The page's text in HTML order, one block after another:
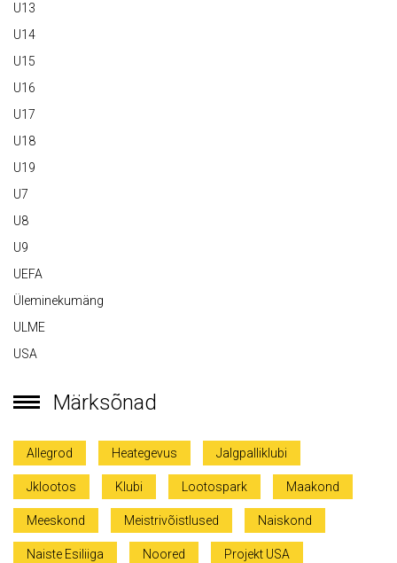
U13
U14
U15
U16
U17
U18
U19
U7
U8
U9
UEFA
Üleminekumäng
ULME
USA
Märksõnad
Allegrod Heategevus Jalgpalliklubi
Jklootos Klubi Lootospark Maakond
Meeskond Meistrivõistlused Naiskond
Naiste Esiliiga Noored Projekt USA